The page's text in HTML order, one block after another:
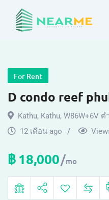
For Rent
D condo reef
Kathu, Kathu, W86W+6V
12 เดือน ago
฿ 18,000 mo